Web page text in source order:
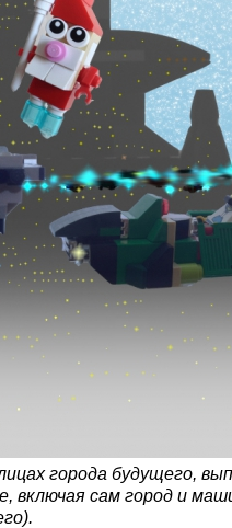
города будущего,
сам город и